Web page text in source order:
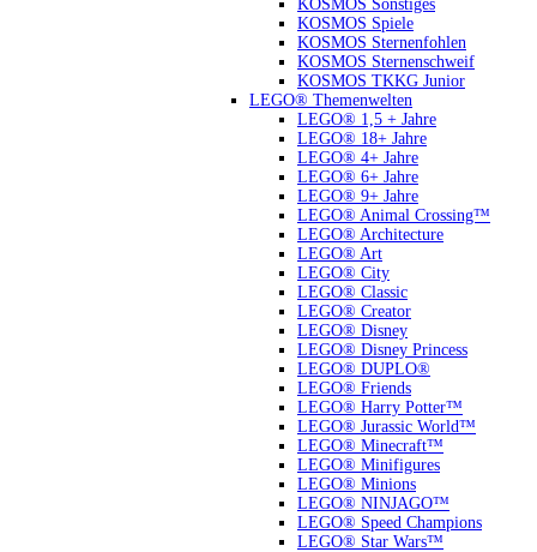
KOSMOS Sonstiges
KOSMOS Spiele
KOSMOS Sternenfohlen
KOSMOS Sternenschweif
KOSMOS TKKG Junior
LEGO® Themenwelten
LEGO® 1,5 + Jahre
LEGO® 18+ Jahre
LEGO® 4+ Jahre
LEGO® 6+ Jahre
LEGO® 9+ Jahre
LEGO® Animal Crossing™
LEGO® Architecture
LEGO® Art
LEGO® City
LEGO® Classic
LEGO® Creator
LEGO® Disney
LEGO® Disney Princess
LEGO® DUPLO®
LEGO® Friends
LEGO® Harry Potter™
LEGO® Jurassic World™
LEGO® Minecraft™
LEGO® Minifigures
LEGO® Minions
LEGO® NINJAGO™
LEGO® Speed Champions
LEGO® Star Wars™